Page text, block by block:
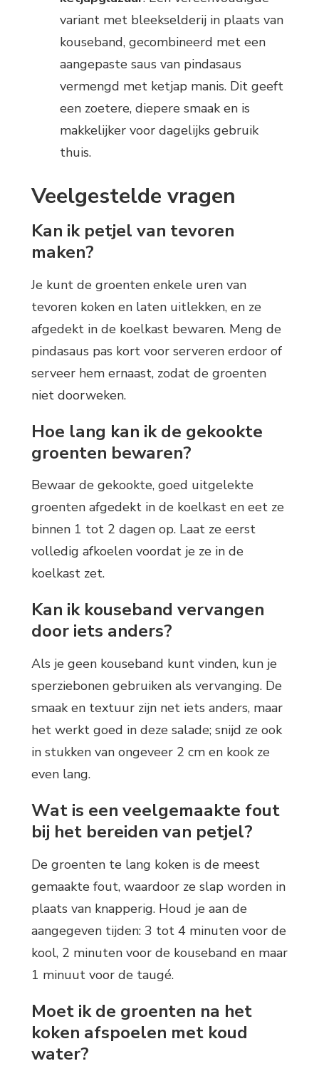
variant met bleekselderij in plaats van
kouseband, gecombineerd met een
aangepaste saus van pindasaus
vermengd met ketjap manis. Dit geeft
een zoetere, diepere smaak en is
makkelijker voor dagelijks gebruik
thuis.
Veelgestelde vragen
Kan ik petjel van tevoren
maken?
Je kunt de groenten enkele uren van
tevoren koken en laten uitlekken, en ze
afgedekt in de koelkast bewaren. Meng de
pindasaus pas kort voor serveren erdoor of
serveer hem ernaast, zodat de groenten
niet doorweken.
Hoe lang kan ik de gekookte
groenten bewaren?
Bewaar de gekookte, goed uitgelekte
groenten afgedekt in de koelkast en eet ze
binnen 1 tot 2 dagen op. Laat ze eerst
volledig afkoelen voordat je ze in de
koelkast zet.
Kan ik kouseband vervangen
door iets anders?
Als je geen kouseband kunt vinden, kun je
sperziebonen gebruiken als vervanging. De
smaak en textuur zijn net iets anders, maar
het werkt goed in deze salade; snijd ze ook
in stukken van ongeveer 2 cm en kook ze
even lang.
Wat is een veelgemaakte fout
bij het bereiden van petjel?
De groenten te lang koken is de meest
gemaakte fout, waardoor ze slap worden in
plaats van knapperig. Houd je aan de
aangegeven tijden: 3 tot 4 minuten voor de
kool, 2 minuten voor de kouseband en maar
1 minuut voor de taugé.
Moet ik de groenten na het
koken afspoelen met koud
water?